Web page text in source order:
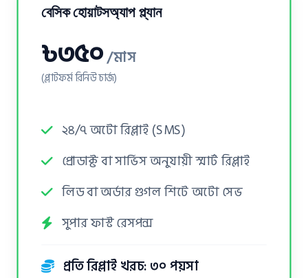
বেসিক হোয়াটসঅ্যাপ প্ল্যান
৳৩৫০/মাস
(প্লাটফর্ম রিনিউ চার্জ)
২৪/৭ অটো রিপ্লাই (SMS)
প্রোডাক্ট বা সার্ভিস অনুযায়ী স্মার্ট রিপ্লাই
লিড বা অর্ডার গুগল শিটে অটো সেভ
সুপার ফাস্ট রেসপন্স
প্রতি রিপ্লাই খরচ: ৩০ পয়সা